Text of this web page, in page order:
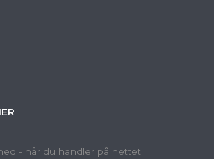
- når du handler på nettet